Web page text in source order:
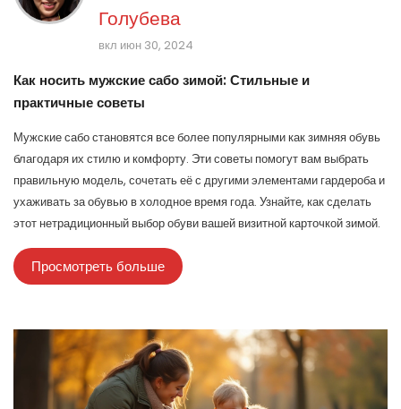
Голубева
вкл июн 30, 2024
Как носить мужские сабо зимой: Стильные и
практичные советы
Мужские сабо становятся все более популярными как зимняя обувь
благодаря их стилю и комфорту. Эти советы помогут вам выбрать
правильную модель, сочетать её с другими элементами гардероба и
ухаживать за обувью в холодное время года. Узнайте, как сделать
этот нетрадиционный выбор обуви вашей визитной карточкой зимой.
Просмотреть больше